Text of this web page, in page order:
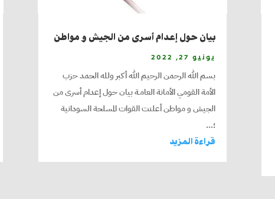
بيان حول إعدام أسرى من الجيش و مواطن
يونيو 27, 2022
بسم الله الرحمن الرحيم الله أكبر ولله الحمد حزب
الأمة القومي الأمانة العامـة بيان حول إعدام أسرى من
الجيش و مواطن أعلنت القوات المسلحة السودانية
؛...
قراءة المزيد